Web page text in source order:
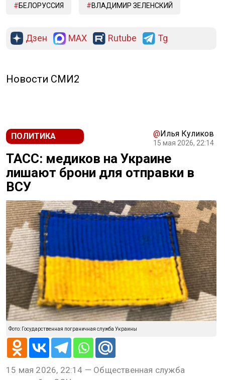
БЕЛОРУССИЯ ВЛАДИМИР ЗЕЛЕНСКИЙ
Дзен MAX Rutube Tg
Новости СМИ2
ПОЛИТИКА @Илья Куликов
15 мая 2026, 22:14
ТАСС: медиков на Украине
лишают брони для отправки в
ВСУ
Фото: Государственная пограничная служба Украины
15 мая 2026, 22:14 — Общественная служба